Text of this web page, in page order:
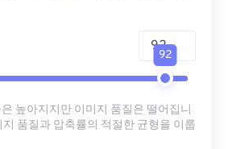
92
높아지지만 이미지 품질은 떨어집니
품질과 압축률의 적절한 균형을 이룹